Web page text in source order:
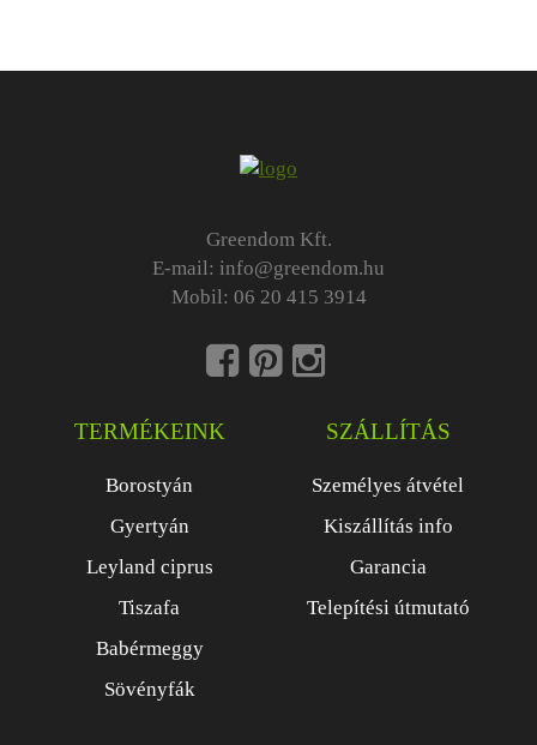
Greendom Kft.
E-mail: info@greendom.hu
Mobil: 06 20 415 3914
TERMÉKEINK
Borostyán
Gyertyán
Leyland ciprus
Tiszafa
Babérmeggy
Sövényfák
SZÁLLÍTÁS
Személyes átvétel
Kiszállítás info
Garancia
Telepítési útmutató